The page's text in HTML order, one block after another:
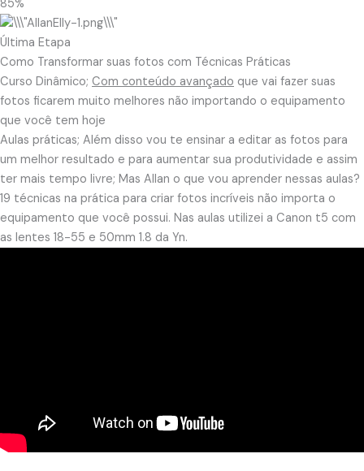
85%
Última Etapa
Como Transformar suas fotos com Técnicas Práticas
Curso Dinâmico; Com conteúdo avançado que vai fazer suas
fotos ficarem muito melhores não importando o equipamento
que você tem hoje
Aulas práticas; Além disso vou te ensinar a editar as fotos para
um melhor resultado e para aumentar sua produtividade e assim
ter mais tempo livre; Mas Allan o que vou aprender nessas aulas?
19 técnicas na prática para criar fotos incríveis não importa o
equipamento que você possui. Nas aulas utilizei a Canon t5 com
as lentes 18-55 e 50mm 1.8 da Yn.